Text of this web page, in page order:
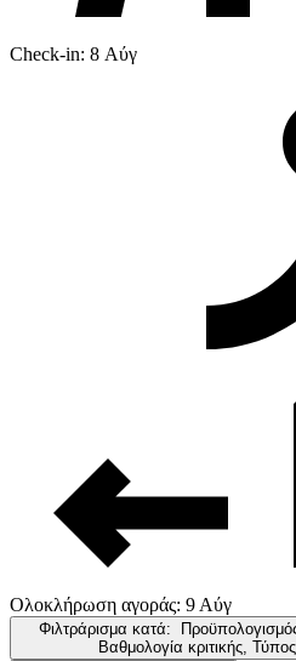
Check-in: 8 Αύγ
Ολοκλήρωση αγοράς: 9 Αύγ
Φιλτράρισμα κατά:
Βαθμολογία κριτικής,